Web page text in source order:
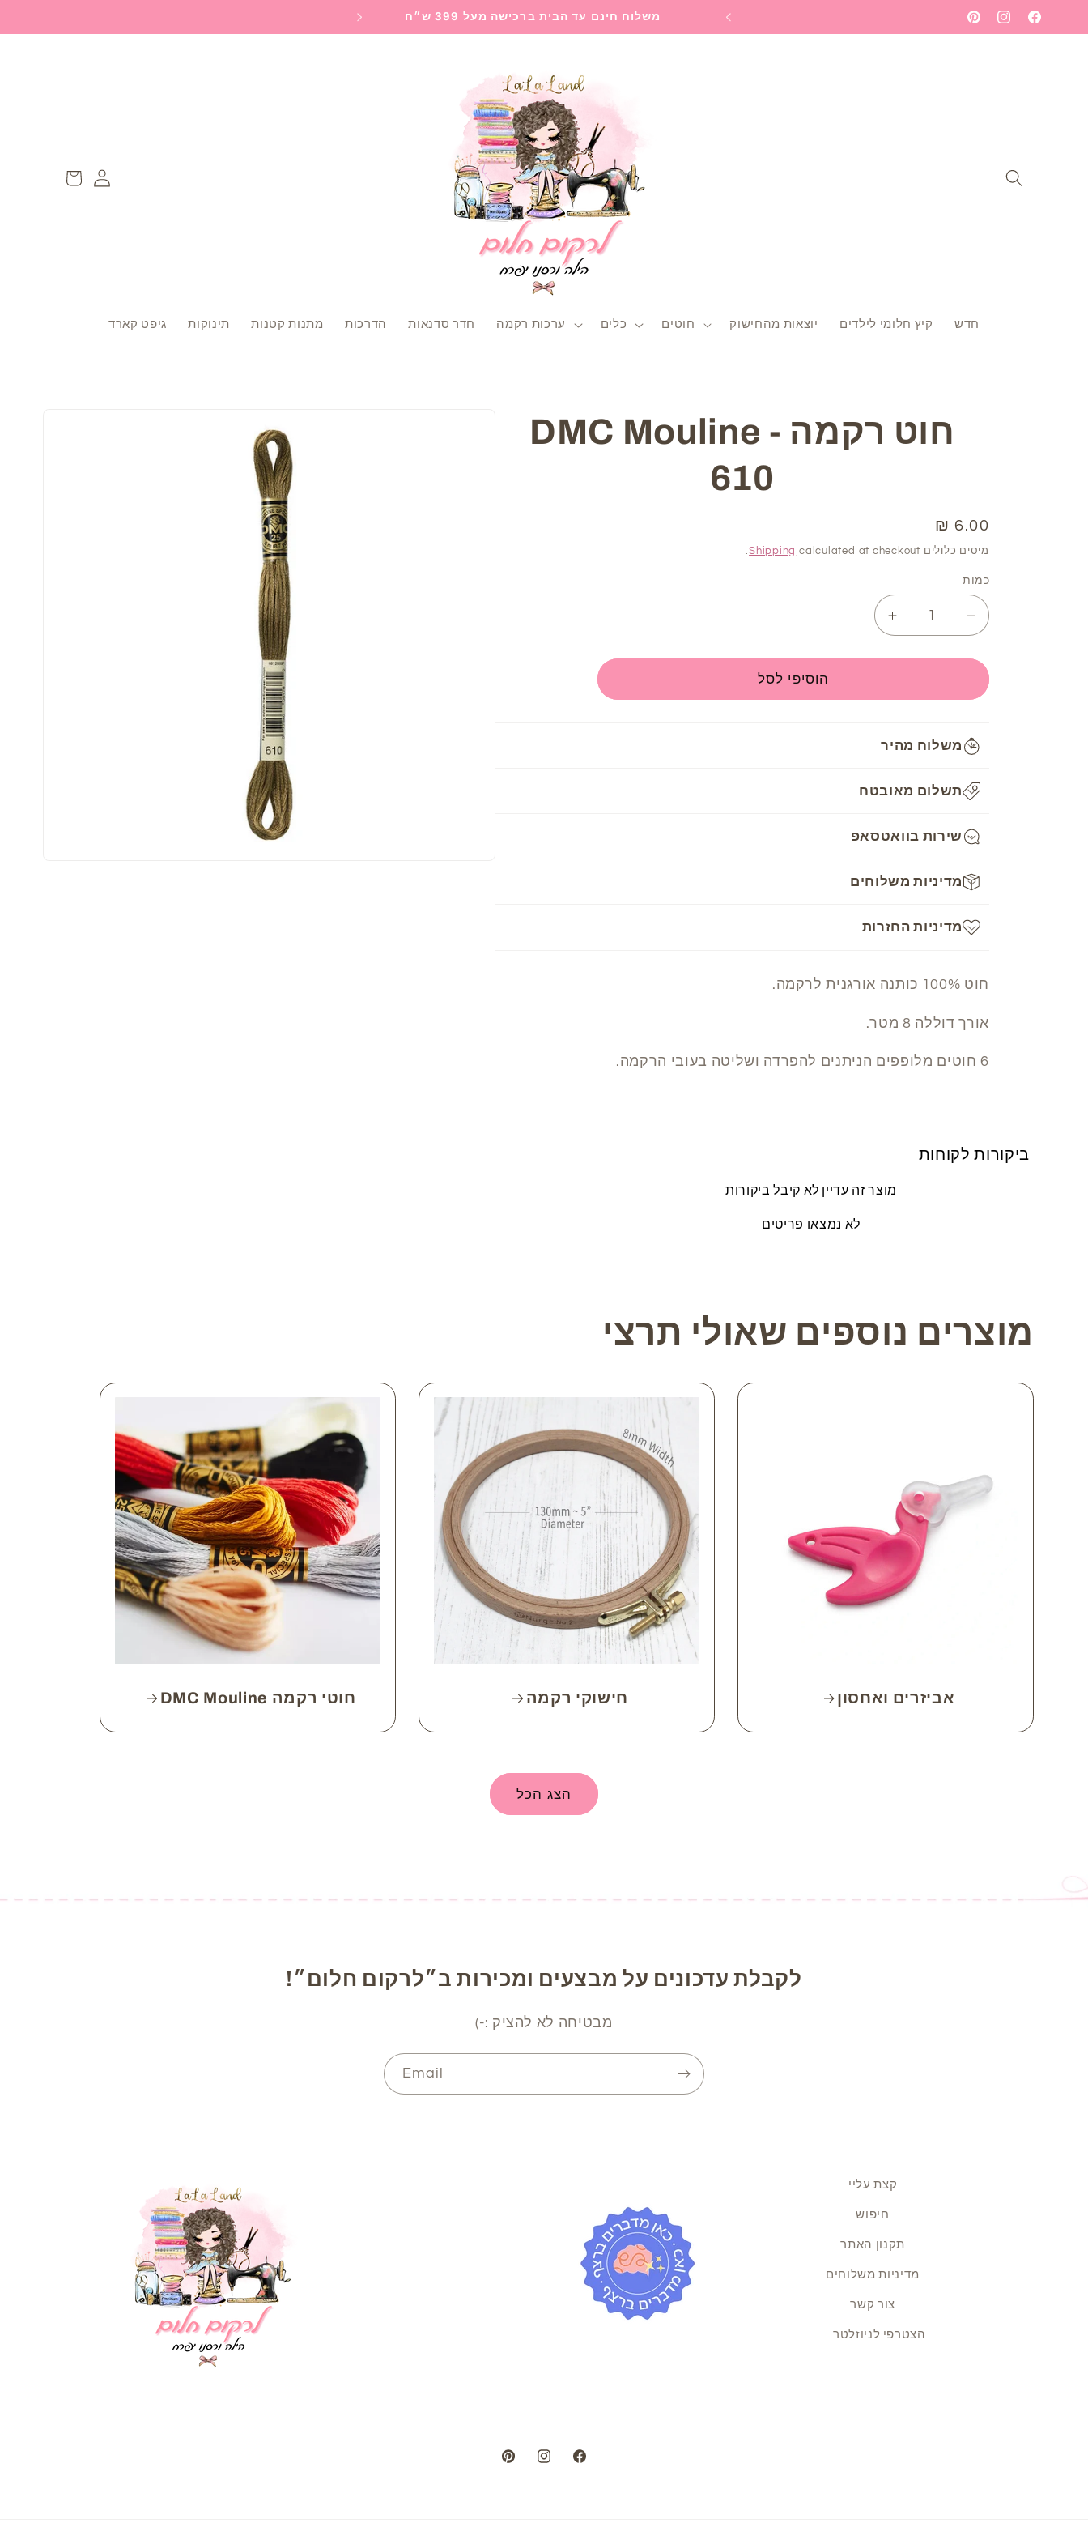
Skip to
content
Facebook
Instagram
Pinterest
ברוכה הבאה לעולם הרקמה שלי - תתחילי לחלום משלוח חינם עד הבית ברכישה מעל 399 ש״ח
חדש קיץ חלומי לילדים יוצאות מהחישוק חוטים כלים ערכות רקמה חדר סדנאות הדרכות מתנות קטנות תינוקות גיפט קארד
Log
in
עגלה
חוט רקמה DMC Mouline -
610
מחיר
רגיל
6.00 ₪
מיסים כלולים Shipping calculated at checkout.
כמות
Decrease
quantity
for
רקמה
Mouline
-
Increase
quantity
for
רקמה
הוסיפי לסל
משלוח מהיר
תשלום מאובטח
שירות בוואטסאפ
מדיניות משלוחים
מדיניות החזרות
חוט 100% כותנה אורגנית לרקמה.
אורך דוללה 8 מטר.
6 חוטים מלופפים הניתנים להפרדה ושליטה בעובי הרקמה.
ביקורות לקוחות
מוצר זה עדיין לא קיבל ביקורות
לא נמצאו פריטים
מוצרים נוספים שאולי תרצי
אביזרים ואחסון חישוקי רקמה חוטי רקמה DMC Mouline
הצג הכל
לקבלת עדכונים על מבצעים ומכירות ב״לרקום חלום״!
מבטיחה לא להציק :-)
Email
קצת עליי
חיפוש
תקנון האתר
מדיניות משלוחים
צור קשר
הצטרפי לניוזלטר
Facebook
Instagram
Pinterest